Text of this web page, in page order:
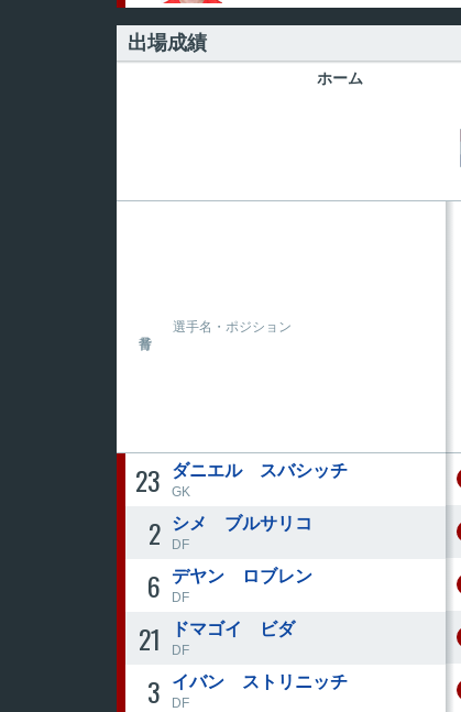
出場成績
ホーム
選手名・ポジション
23 ダニエル スバシッチ
GK
2 シメ ブルサリコ
DF
6 デヤン ロブレン
DF
21 ドマゴイ ビダ
DF
3 イバン ストリニッチ
DF